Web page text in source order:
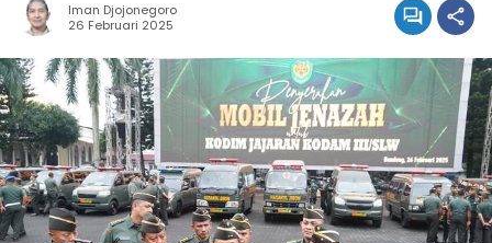
Iman Djojonegoro
26 Februari 2025